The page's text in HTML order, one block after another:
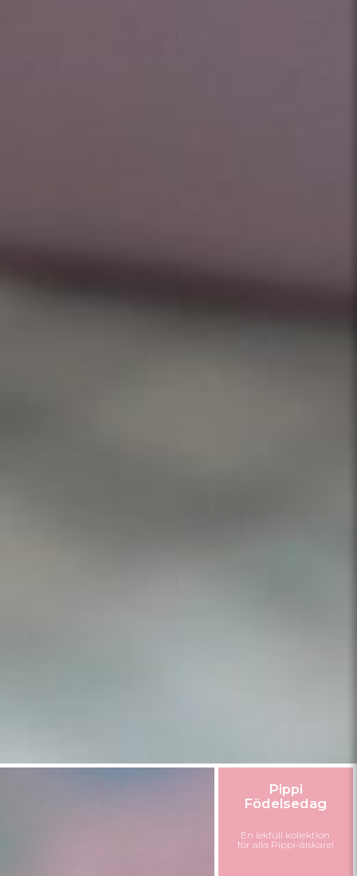
Pippi
Födelsedag
En lekfull kollektion
för alla Pippi-älskare!